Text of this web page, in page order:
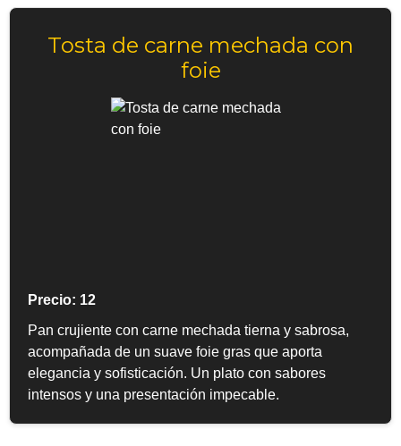
Tosta de carne mechada con
foie
Precio: 12
Pan crujiente con carne mechada tierna y sabrosa,
acompañada de un suave foie gras que aporta
elegancia y sofisticación. Un plato con sabores
intensos y una presentación impecable.